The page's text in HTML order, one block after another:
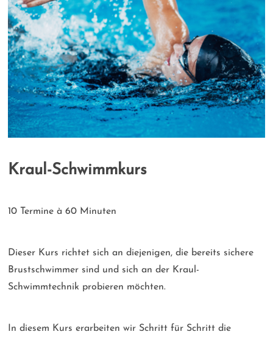
Kraul-Schwimmkurs
10 Termine à 60 Minuten
Dieser Kurs richtet sich an diejenigen, die bereits sichere
Brustschwimmer sind und sich an der Kraul-
Schwimmtechnik probieren möchten.
In diesem Kurs erarbeiten wir Schritt für Schritt die